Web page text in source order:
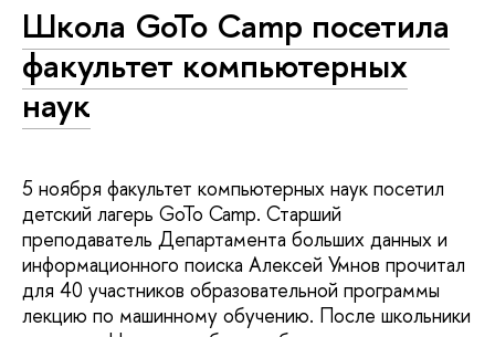
Школа GoTo Camp посетила
факультет компьютерных
наук
5 ноября факультет компьютерных наук посетил
детский лагерь GoTo Camp. Старший
преподаватель Департамента больших данных и
информационного поиска Алексей Умнов прочитал
для 40 участников образовательной программы
лекцию по машинному обучению. После школьники